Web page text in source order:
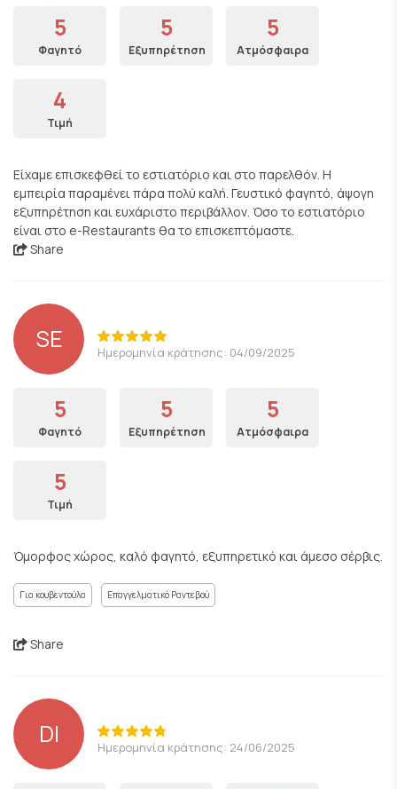
5
Φαγητό
5
Εξυπηρέτηση
5
Ατμόσφαιρα
4
Τιμή
Είχαμε επισκεφθεί το εστιατόριο και στο παρελθόν. Η
εμπειρία παραμένει πάρα πολύ καλή. Γευστικό φαγητό, άψογη
εξυπηρέτηση και ευχάριστο περιβάλλον. Όσο το εστιατόριο
είναι στο e-Restaurants θα το επισκεπτόμαστε.
Share
SE Ημερομηνία κράτησης: 04/09/2025
5
Φαγητό
5
Εξυπηρέτηση
5
Ατμόσφαιρα
5
Τιμή
Όμορφος χώρος, καλό φαγητό, εξυπηρετικό και άμεσο σέρβις.
Για κουβεντούλα Επαγγελματικό Ραντεβού
Share
DI Ημερομηνία κράτησης: 24/06/2025